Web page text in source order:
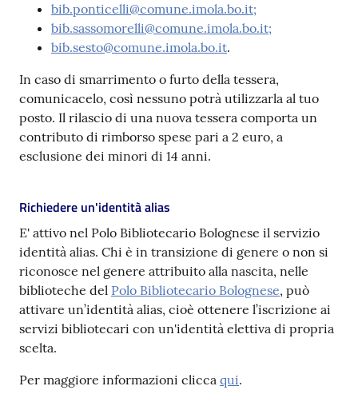
bib.ponticelli@comune.imola.bo.it;
bib.sassomorelli@comune.imola.bo.it;
bib.sesto@comune.imola.bo.it.
In caso di smarrimento o furto della tessera,
comunicacelo, così nessuno potrà utilizzarla al tuo
posto. Il rilascio di una nuova tessera comporta un
contributo di rimborso spese pari a 2 euro, a
esclusione dei minori di 14 anni.
Richiedere un'identità alias
E' attivo nel Polo Bibliotecario Bolognese il servizio
identità alias. Chi è in transizione di genere o non si
riconosce nel genere attribuito alla nascita, nelle
biblioteche del Polo Bibliotecario Bolognese, può
attivare un’identità alias, cioè ottenere l’iscrizione ai
servizi bibliotecari con un'identità elettiva di propria
scelta.
Per maggiore informazioni clicca qui.